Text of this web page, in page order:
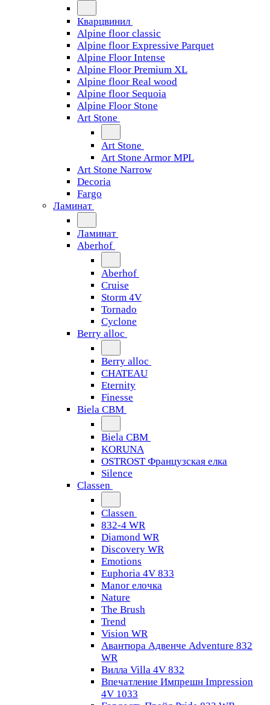
Кварцвинил
Alpine floor classic
Alpine floor Expressive Parquet
Alpine Floor Intense
Alpine Floor Premium XL
Alpine floor Real wood
Alpine floor Sequoia
Alpine Floor Stone
Art Stone
Art Stone
Art Stone Armor MPL
Art Stone Narrow
Decoria
Fargo
Ламинат
Ламинат
Aberhof
Aberhof
Cruise
Storm 4V
Tornado
Сyclone
Berry alloc
Berry alloc
CHATEAU
Eternity
Finesse
Biela CBM
Biela CBM
KORUNA
OSTROST Французская елка
Silence
Classen
Classen
832-4 WR
Diamond WR
Discovery WR
Emotions
Euphoria 4V 833
Manor елочка
Nature
The Brush
Trend
Vision WR
Авантюра Адвенче Adventure 832
WR
Вилла Villa 4V 832
Впечатление Импрешн Impression
4V 1033